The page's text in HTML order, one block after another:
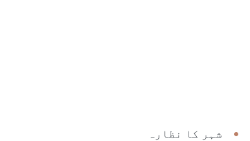
شہر کا نظارہ